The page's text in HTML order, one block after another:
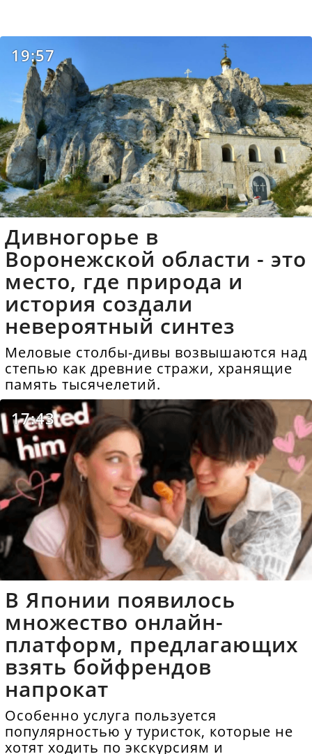
19:57
Дивногорье в
Воронежской области - это
место, где природа и
история создали
невероятный синтез
Меловые столбы-дивы возвышаются над
степью как древние стражи, хранящие
память тысячелетий.
17:43
В Японии появилось
множество онлайн-
платформ, предлагающих
взять бойфрендов
напрокат
Особенно услуга пользуется
популярностью у туристок, которые не
хотят ходить по экскурсиям и